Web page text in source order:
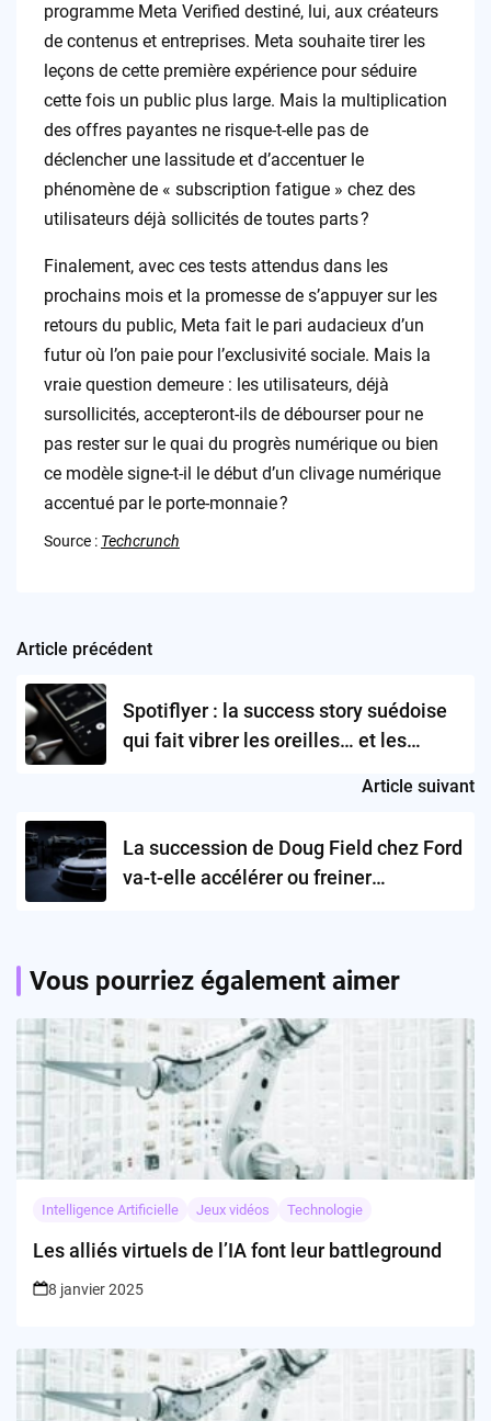
programme Meta Verified destiné, lui, aux créateurs
de contenus et entreprises. Meta souhaite tirer les
leçons de cette première expérience pour séduire
cette fois un public plus large. Mais la multiplication
des offres payantes ne risque-t-elle pas de
déclencher une lassitude et d’accentuer le
phénomène de « subscription fatigue » chez des
utilisateurs déjà sollicités de toutes parts ?
Finalement, avec ces tests attendus dans les
prochains mois et la promesse de s’appuyer sur les
retours du public, Meta fait le pari audacieux d’un
futur où l’on paie pour l’exclusivité sociale. Mais la
vraie question demeure : les utilisateurs, déjà
sursollicités, accepteront-ils de débourser pour ne
pas rester sur le quai du progrès numérique ou bien
ce modèle signe-t-il le début d’un clivage numérique
accentué par le porte-monnaie ?
Source : Techcrunch
Post
navigation
Article précédent
Spotiflyer : la success story suédoise
qui fait vibrer les oreilles… et les
Article suivant
La succession de Doug Field chez Ford
va-t-elle accélérer ou freiner
Vous pourriez également aimer
Intelligence Artificielle Jeux vidéos Technologie
Les alliés virtuels de l’IA font leur battleground
8 janvier 2025